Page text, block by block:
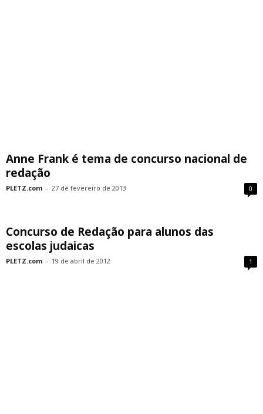
Anne Frank é tema de concurso nacional de
redação
PLETZ.com - 27 de fevereiro de 2013 0
Concurso de Redação para alunos das
escolas judaicas
PLETZ.com - 19 de abril de 2012 1